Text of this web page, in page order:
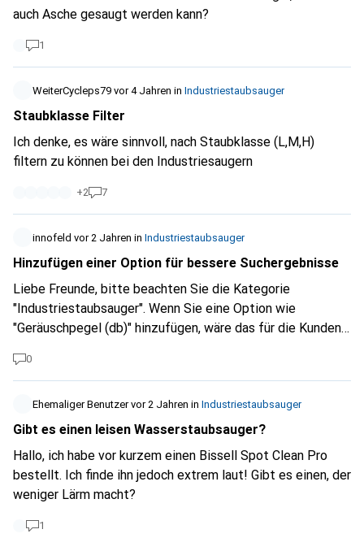
auch Asche gesaugt werden kann?
1
WeiterCycleps79 vor 4 Jahren in Industriestaubsauger
Staubklasse Filter
Ich denke, es wäre sinnvoll, nach Staubklasse (L,M,H)
filtern zu können bei den Industriesaugern
+2 7
innofeld vor 2 Jahren in Industriestaubsauger
Hinzufügen einer Option für bessere Suchergebnisse
Liebe Freunde, bitte beachten Sie die Kategorie
"Industriestaubsauger". Wenn Sie eine Option wie
"Geräuschpegel (db)" hinzufügen, wäre das für die Kunden
Grüßen 👍
0
Ehemaliger Benutzer vor 2 Jahren in Industriestaubsauger
Gibt es einen leisen Wasserstaubsauger?
Hallo, ich habe vor kurzem einen Bissell Spot Clean Pro
bestellt. Ich finde ihn jedoch extrem laut! Gibt es einen, der
weniger Lärm macht?
1